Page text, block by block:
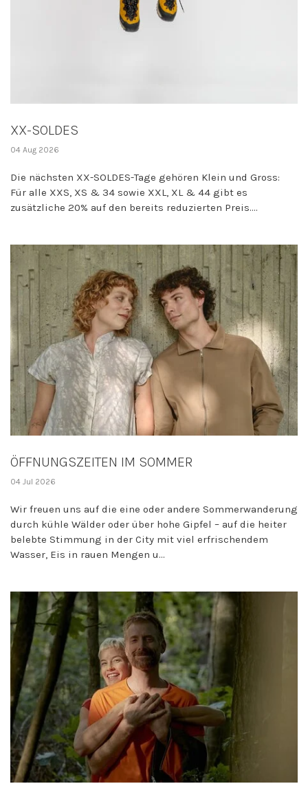
XX-SOLDES
04 Aug 2026
Die nächsten XX-SOLDES-Tage gehören Klein und Gross:
Für alle XXS, XS & 34 sowie XXL, XL & 44 gibt es
zusätzliche 20% auf den bereits reduzierten Preis....
ÖFFNUNGSZEITEN IM SOMMER
04 Jul 2026
Wir freuen uns auf die eine oder andere Sommerwanderung
durch kühle Wälder oder über hohe Gipfel – auf die heiter
belebte Stimmung in der City mit viel erfrischendem
Wasser, Eis in rauen Mengen u...